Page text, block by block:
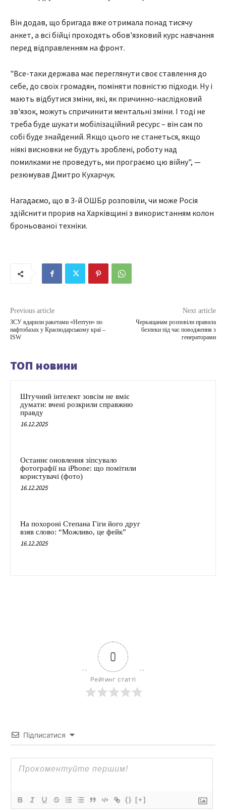
Він додав, що бригада вже отримала понад тисячу
анкет, а всі бійці проходять обов'язковий курс навчання
перед відправленням на фронт.
"Все-таки держава має переглянути своє ставлення до
себе, до своїх громадян, поміняти повністю підходи. Ну і
мають відбутися зміни, які, як причинно-наслідковий
зв'язок, можуть спричинити ментальні зміни. І тоді не
треба буде шукати мобілізаційний ресурс – він сам по
собі буде знайдений. Якщо цього не станеться, якщо
ніякі висновки не будуть зроблені, роботу над
помилками не проведуть, ми програємо цю війну", —
резюмував Дмитро Кухарчук.
Нагадаємо, що в 3-й ОШБр розповіли, чи може Росія
здійснити прорив на Харківщині з використанням колон
броньованої техніки.
Previous article
ЗСУ вдарили ракетами «Нептун» по
нафтобазах у Краснодарському краї –
ISW
Next article
Черкащанам розповіли правила
безпеки під час поводження з
генераторами
ТОП новини
Штучний інтелект зовсім не вміє
думати: вчені розкрили справжню
правду
16.12.2025
Останнє оновлення зіпсувало
фотографії на iPhone: що помітили
користувачі (фото)
16.12.2025
На похороні Степана Гіги його друг
взяв слово: “Можливо, це фейк”
16.12.2025
0
Рейтинг статті
Підписатися
{} [+]